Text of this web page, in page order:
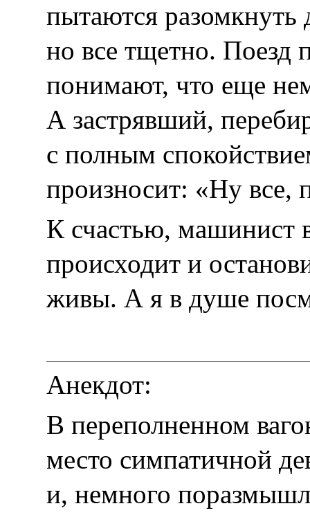
пытаются разомкнуть
но все тщетно. Поезд
понимают, что еще
А застрявший,
с полным
произносит: «Ну все,
К счастью, машинист
происходит и
живы. А я в душе
Анекдот:
В переполненном
место симпатичной
и, немного